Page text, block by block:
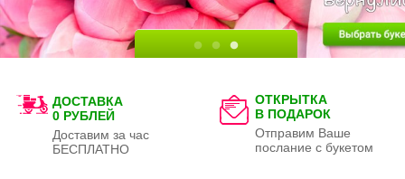
ДОСТАВКА
0 РУБЛЕЙ
Доставим за час
БЕСПЛАТНО
ОТКРЫТКА
В ПОДАРОК
Отправим Ваше
послание с букетом